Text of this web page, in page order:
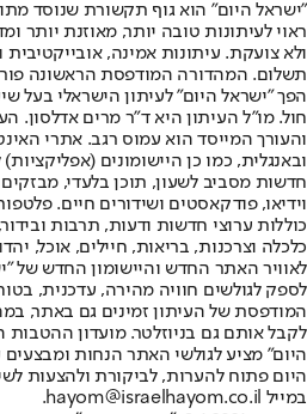
"ישראל היום" הוא גוף תקשורת שנוסד
ראוי לעיתונות טובה יותר, מאוזנת יותר
ולא צועקת. עיתונות אמינה, אובייקטיבית
הפך "ישראל היום" לעיתון הישראלי בעל
חול. מו"ל העיתון היא ד"ר מרים אדלסון.
והעורך המייסד הוא עמוס רגב. אתרי
חדשות מסביב לשעון, תוכן בלעדי, מבזקים
וידיאו, פודקאסטים ושידורים חיים.
כוללות ערוצי חדשות ודעות, תרבות
לאוויר האתר החדש והיישומון החדש של
לספק לגולשים חוויה מהירה, עדכנית,
המודפסת של העיתון זמינים גם באתר,
לקבל אותם גם בניוזלטר. מועדון ההטבות
היום" מציע לגולשי האתר הנחות ומבצעים
היום פתוח להערות, לביקורת ולהצעות
במייל hayom@israelhayom.co.il.